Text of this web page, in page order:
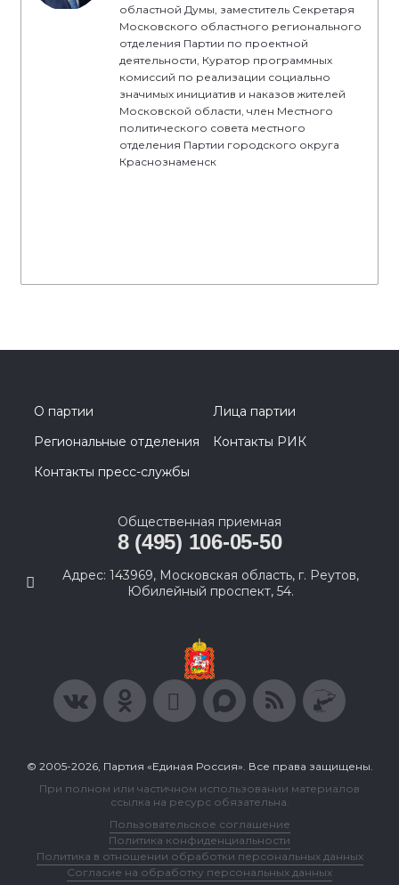
областной Думы, заместитель Секретаря
Московского областного регионального
отделения Партии по проектной
деятельности, Куратор программных
комиссий по реализации социально
значимых инициатив и наказов жителей
Московской области, член Местного
политического совета местного
отделения Партии городского округа
Краснознаменск
О партии
Лица партии
Региональные отделения
Контакты РИК
Контакты пресс-службы
Общественная приемная
8 (495) 106-05-50
Адрес: 143969, Московская область, г. Реутов,
Юбилейный проспект, 54.
© 2005-2026, Партия «Единая Россия». Все права защищены.
При полном или частичном использовании материалов
ссылка на ресурс обязательна.
Пользовательское соглашение
Политика конфиденциальности
Политика в отношении обработки персональных данных
Согласие на обработку персональных данных